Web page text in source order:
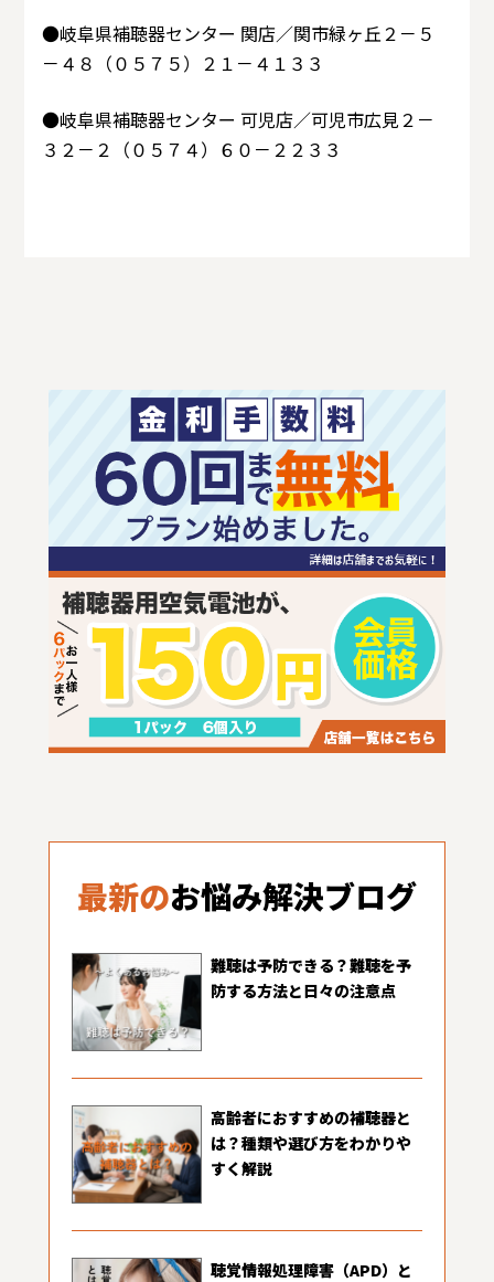
●岐阜県補聴器センター 関店／関市緑ヶ丘２－５
－４８（０５７５）２１－４１３３
●岐阜県補聴器センター 可児店／可児市広見２－
３２－２（０５７４）６０－２２３３
最新のお悩み解決ブログ
難聴は予防できる？難聴を予
防する方法と日々の注意点
高齢者におすすめの補聴器と
は？種類や選び方をわかりや
すく解説
聴覚情報処理障害（APD）と